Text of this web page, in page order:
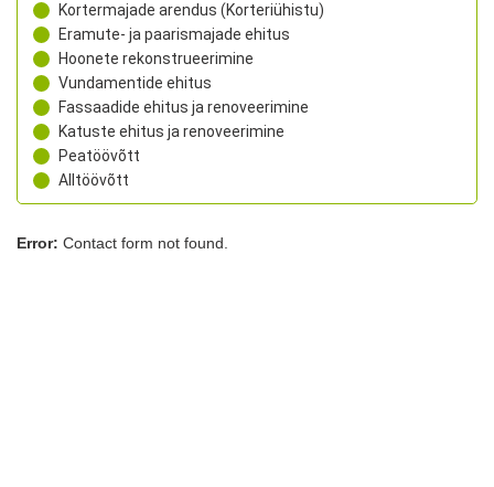
Kortermajade arendus (Korteriühistu)
Eramute- ja paarismajade ehitus
Hoonete rekonstrueerimine
Vundamentide ehitus
Fassaadide ehitus ja renoveerimine
Katuste ehitus ja renoveerimine
Peatöövõtt
Alltöövõtt
Error: Contact form not found.